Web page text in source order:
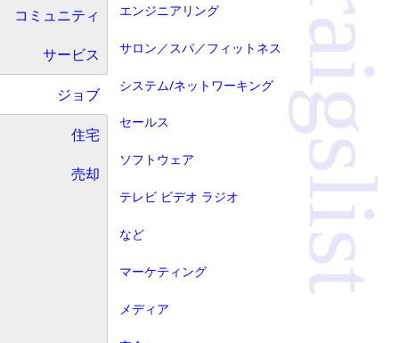
コミュニティ
サービス
ジョブ
住宅
売却
エンジニアリング
サロン／スパ／フィットネス
システム/ネットワーキング
セールス
ソフトウェア
テレビ ビデオ ラジオ
など
マーケティング
メディア
craigslist